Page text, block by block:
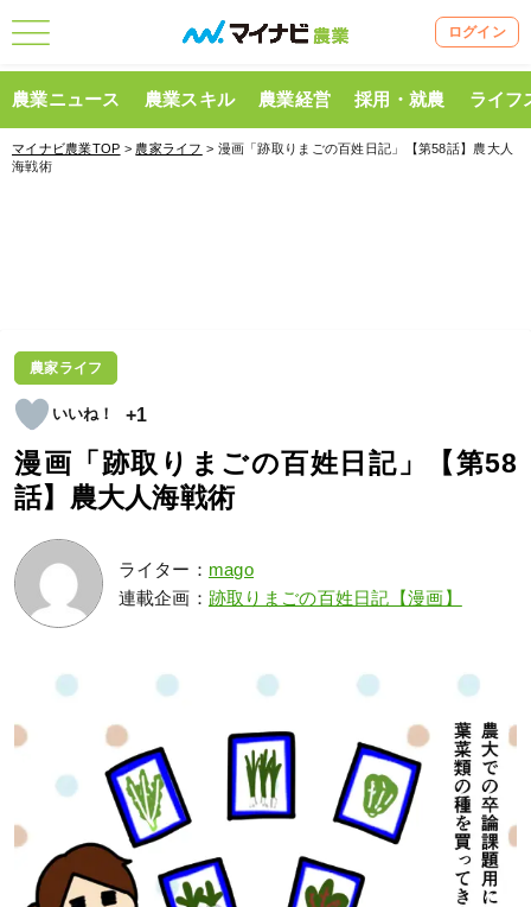
ログイン
農業ニュース 農業スキル 農業経営 採用・就農 ライフ
マイナビ農業TOP > 農家ライフ > 漫画「跡取りまごの百姓日記」【第58話】農大人
海戦術
農家ライフ
+1
漫画「跡取りまごの百姓日記」【第58
話】農大人海戦術
ライター： mago
連載企画： 跡取りまごの百姓日記【漫画】